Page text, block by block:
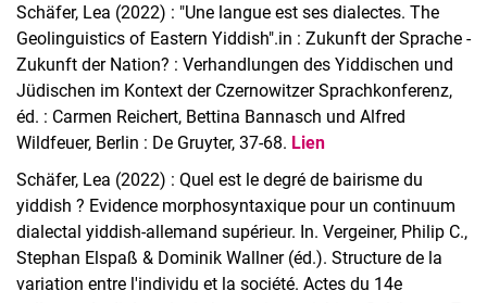
Schäfer, Lea (2022) : "Une langue est ses dialectes. The
Geolinguistics of Eastern Yiddish".in : Zukunft der Sprache -
Zukunft der Nation? : Verhandlungen des Yiddischen und
Jüdischen im Kontext der Czernowitzer Sprachkonferenz,
éd. : Carmen Reichert, Bettina Bannasch und Alfred
Wildfeuer, Berlin : De Gruyter, 37-68. Lien
Schäfer, Lea (2022) : Quel est le degré de bairisme du
yiddish ? Evidence morphosyntaxique pour un continuum
dialectal yiddish-allemand supérieur. In. Vergeiner, Philip C.,
Stephan Elspaß & Dominik Wallner (éd.). Structure de la
variation entre l'individu et la société. Actes du 14e